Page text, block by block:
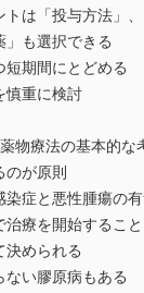
は「投与方法」
も選択できる
期間にとどめる
慎重に検討
物療法の基本的な
が原則
症と悪性腫瘍の
療を開始すること
められる
い膠原病もある